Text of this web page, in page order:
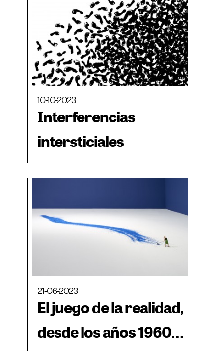
10-10-2023
Interferencias
intersticiales
21-06-2023
El juego de la realidad,
desde los años 1960